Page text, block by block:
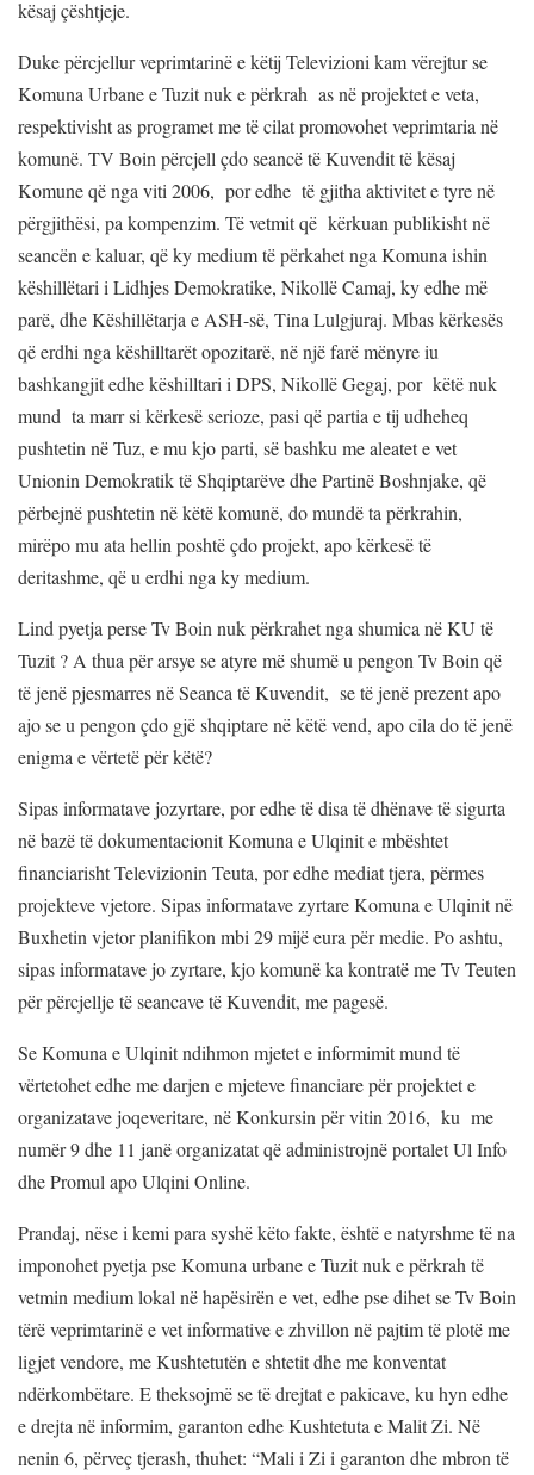
kësaj çështjeje.
Duke përcjellur veprimtarinë e këtij Televizioni kam vërejtur se
Komuna Urbane e Tuzit nuk e përkrah as në projektet e veta,
respektivisht as programet me të cilat promovohet veprimtaria në
komunë. TV Boin përcjell çdo seancë të Kuvendit të kësaj
Komune që nga viti 2006, por edhe të gjitha aktivitet e tyre në
përgjithësi, pa kompenzim. Të vetmit që kërkuan publikisht në
seancën e kaluar, që ky medium të përkahet nga Komuna ishin
këshillëtari i Lidhjes Demokratike, Nikollë Camaj, ky edhe më
parë, dhe Këshillëtarja e ASH-së, Tina Lulgjuraj. Mbas kërkesës
që erdhi nga këshilltarët opozitarë, në një farë mënyre iu
bashkangjit edhe këshilltari i DPS, Nikollë Gegaj, por këtë nuk
mund ta marr si kërkesë serioze, pasi që partia e tij udheheq
pushtetin në Tuz, e mu kjo parti, së bashku me aleatet e vet
Unionin Demokratik të Shqiptarëve dhe Partinë Boshnjake, që
përbejnë pushtetin në këtë komunë, do mundë ta përkrahin,
mirëpo mu ata hellin poshtë çdo projekt, apo kërkesë të
deritashme, që u erdhi nga ky medium.
Lind pyetja perse Tv Boin nuk përkrahet nga shumica në KU të
Tuzit ? A thua për arsye se atyre më shumë u pengon Tv Boin që
të jenë pjesmarres në Seanca të Kuvendit, se të jenë prezent apo
ajo se u pengon çdo gjë shqiptare në këtë vend, apo cila do të jenë
enigma e vërtetë për këtë?
Sipas informatave jozyrtare, por edhe të disa të dhënave të sigurta
në bazë të dokumentacionit Komuna e Ulqinit e mbështet
financiarisht Televizionin Teuta, por edhe mediat tjera, përmes
projekteve vjetore. Sipas informatave zyrtare Komuna e Ulqinit në
Buxhetin vjetor planifikon mbi 29 mijë eura për medie. Po ashtu,
sipas informatave jo zyrtare, kjo komunë ka kontratë me Tv Teuten
për përcjellje të seancave të Kuvendit, me pagesë.
Se Komuna e Ulqinit ndihmon mjetet e informimit mund të
vërtetohet edhe me darjen e mjeteve financiare për projektet e
organizatave joqeveritare, në Konkursin për vitin 2016, ku me
numër 9 dhe 11 janë organizatat që administrojnë portalet Ul Info
dhe Promul apo Ulqini Online.
Prandaj, nëse i kemi para syshë këto fakte, është e natyrshme të na
imponohet pyetja pse Komuna urbane e Tuzit nuk e përkrah të
vetmin medium lokal në hapësirën e vet, edhe pse dihet se Tv Boin
tërë veprimtarinë e vet informative e zhvillon në pajtim të plotë me
ligjet vendore, me Kushtetutën e shtetit dhe me konventat
ndërkombëtare. E theksojmë se të drejtat e pakicave, ku hyn edhe
e drejta në informim, garanton edhe Kushtetuta e Malit Zi. Në
nenin 6, përveç tjerash, thuhet: “Mali i Zi i garanton dhe mbron të